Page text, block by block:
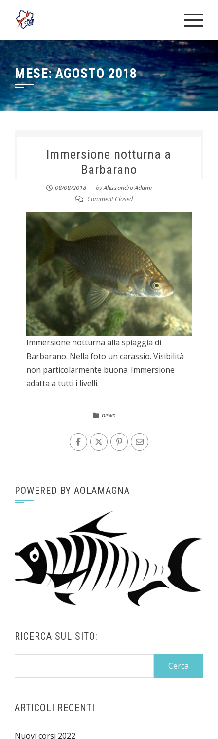
MESE:AGOSTO 2018
Immersione notturna a
Barbarano
08/08/2018 byAlessandro Adami
Comment Closed
Immersione notturna alla spiaggia di
Barbarano. Nella foto un carassio. Visibilità
non particolarmente buona. Immersione
adatta a tutti i livelli.
news
POWERED BY AOLAMAGNA
RICERCA SUL SITO:
ARTICOLI RECENTI
Nuovi corsi 2022